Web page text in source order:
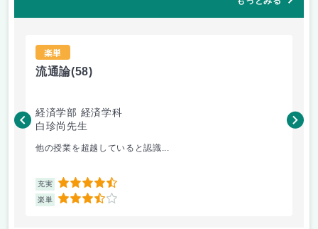
楽単
流通論(58)
経済学部 経済学科
白珍尚先生
他の授業を超越していると認識...
充実 4.5
楽単 3.5
飯